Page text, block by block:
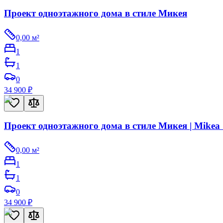
Проект одноэтажного дома в стиле Микея
0,00 м²
1
1
0
34 900 ₽
Проект одноэтажного дома в стиле Микея | Mikea
0,00 м²
1
1
0
34 900 ₽